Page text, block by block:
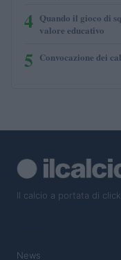
4 Quando il gioco di
valore educativo
5 Convocazione dei
Il calcio a portata di
News